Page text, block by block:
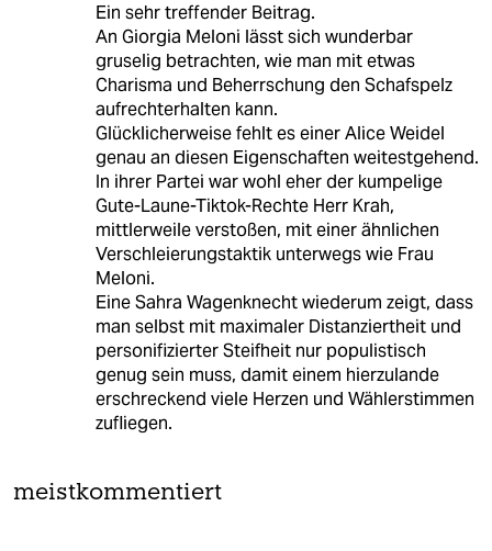
Ein sehr treffender Beitrag.
An Giorgia Meloni lässt sich wunderbar
gruselig betrachten, wie man mit etwas
Charisma und Beherrschung den Schafspelz
aufrechterhalten kann.
Glücklicherweise fehlt es einer Alice Weidel
genau an diesen Eigenschaften weitestgehend.
In ihrer Partei war wohl eher der kumpelige
Gute-Laune-Tiktok-Rechte Herr Krah,
mittlerweile verstoßen, mit einer ähnlichen
Verschleierungstaktik unterwegs wie Frau
Meloni.
Eine Sahra Wagenknecht wiederum zeigt, dass
man selbst mit maximaler Distanziertheit und
personifizierter Steifheit nur populistisch
genug sein muss, damit einem hierzulande
erschreckend viele Herzen und Wählerstimmen
zufliegen.
meistkommentiert